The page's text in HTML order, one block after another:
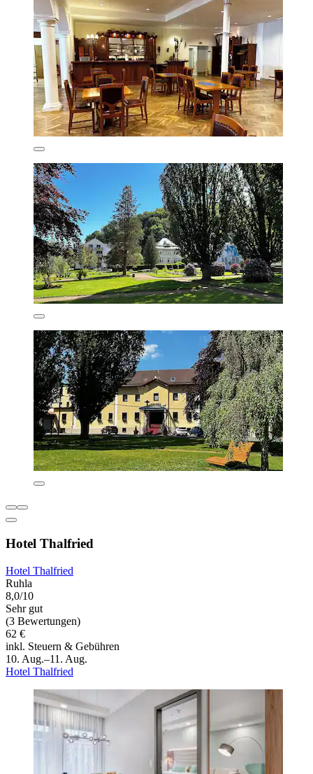
Hotel Thalfried
Hotel Thalfried
Ruhla
8,0/10
Sehr gut
(3 Bewertungen)
62 €
inkl. Steuern & Gebühren
10. Aug.–11. Aug.
Hotel Thalfried